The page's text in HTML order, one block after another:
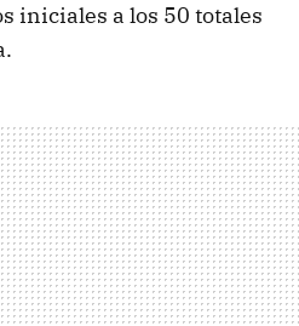
iniciales a los 50 totales